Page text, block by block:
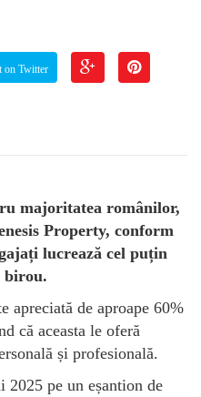
on Twitter
majoritatea românilor,
Property, conform
lucrează cel puțin
birou.
apreciată de aproape 60%
că aceasta le oferă
și profesională.
pe un eșantion de